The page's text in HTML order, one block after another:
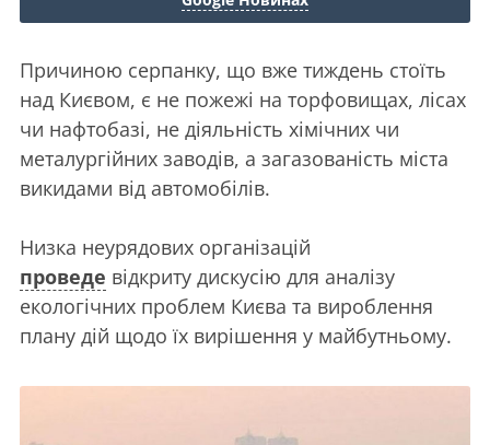
Причиною серпанку, що вже тиждень стоїть
над Києвом, є не пожежі на торфовищах, лісах
чи нафтобазі, не діяльність хімічних чи
металургійних заводів, а загазованість міста
викидами від автомобілів.
Низка неурядових організацій
проведе відкриту дискусію для аналізу
екологічних проблем Києва та вироблення
плану дій щодо їх вирішення у майбутньому.